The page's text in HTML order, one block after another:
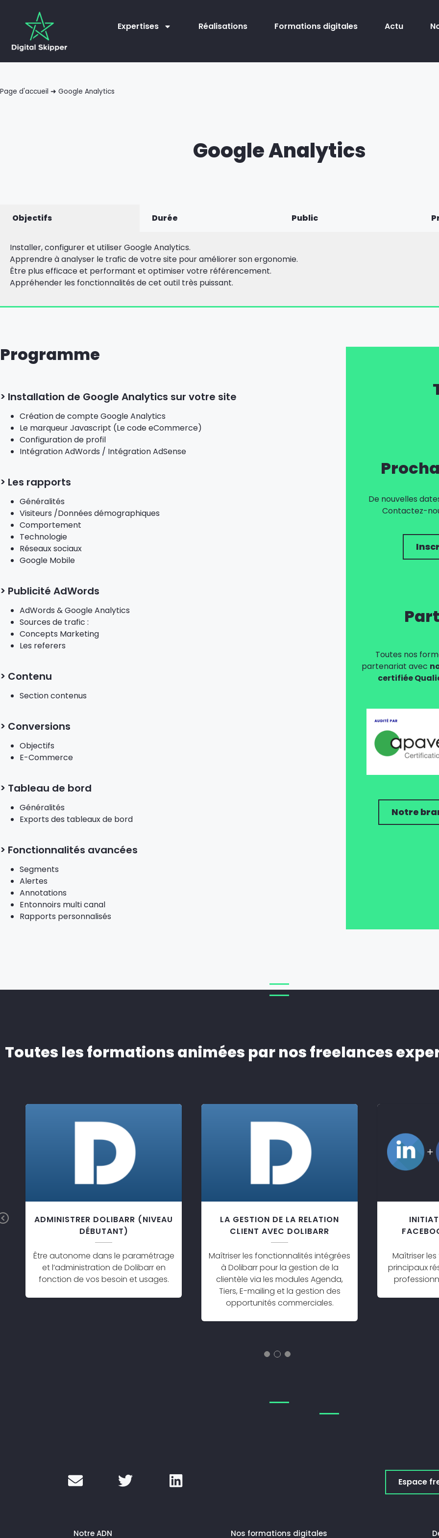
Expertises Réalisations Formations digitales Actu
Page d'accueil ➜ Google Analytics
Google Analytics
Objectifs Durée Public
Installer, configurer et utiliser Google Analytics.
Apprendre à analyser le trafic de votre site pour améliorer son ergonomie.
Être plus efficace et performant et optimiser votre référencement.
Appréhender les fonctionnalités de cet outil très puissant.
Programme
> Installation de Google Analytics sur votre site
Création de compte Google Analytics
Le marqueur Javascript (Le code eCommerce)
Configuration de profil
Intégration AdWords / Intégration AdSense
> Les rapports
Généralités
Visiteurs /Données démographiques
Comportement
Technologie
Réseaux sociaux
Google Mobile
> Publicité AdWords
AdWords & Google Analytics
Sources de trafic :
Concepts Marketing
Les referers
> Contenu
Section contenus
> Conversions
Objectifs
E-Commerce
> Tableau de bord
Généralités
Exports des tableaux de bord
> Fonctionnalités avancées
Segments
Alertes
Annotations
Entonnoirs multi canal
Rapports personnalisés
De nouvelles
Contactez-
Toutes nos
partenariat avec
certifiée
Notre
Toutes les formations animées par nos freelances
PreviousADMINISTRER DOLIBARR (NIVEAU
DÉBUTANT)
Être autonome dans le paramétrage
et l’administration de Dolibarr en
fonction de vos besoin et usages.
LA GESTION DE LA RELATION
CLIENT AVEC DOLIBARR
Maîtriser les fonctionnalités intégrées
à Dolibarr pour la gestion de la
clientèle via les modules Agenda,
Tiers, E-mailing et la gestion des
opportunités commerciales.
Maîtriser
principaux
Espace
Notre ADN Nos formations digitales